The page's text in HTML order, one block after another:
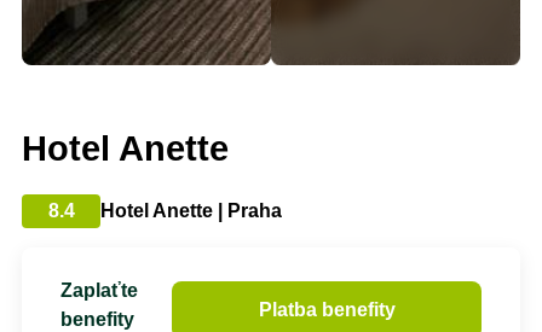
Hotel Anette
8.4 Hotel Anette | Praha
Zaplaťte
benefity
Platba benefity